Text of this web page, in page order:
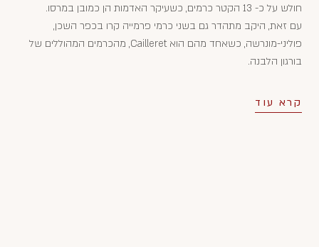
חולש על כ- 13 הקטר כרמים, כשעיקר האדמות הן כמובן במרסו.
עם זאת, היקב מתהדר גם בשני כרמי פרמייה קרו בכפר השכן,
פוליני-מונרשה, כשאחד מהם הוא Cailleret, מהכרמים המהוללים של
בורגון הלבנה.
קרא עוד